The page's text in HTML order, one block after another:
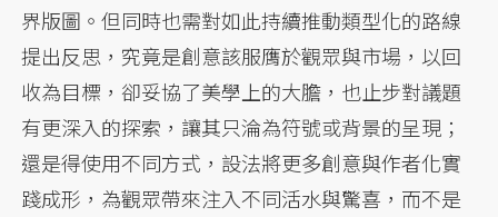
界版圖。但同時也需對如此持續推動類型化的路線
提出反思，究竟是創意該服膺於觀眾與市場，以回
收為目標，卻妥協了美學上的大膽，也止步對議題
有更深入的探索，讓其只淪為符號或背景的呈現；
還是得使用不同方式，設法將更多創意與作者化實
踐成形，為觀眾帶來注入不同活水與驚喜，而不是